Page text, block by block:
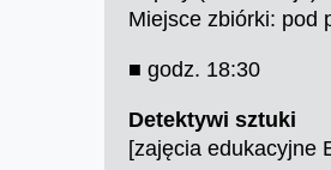
Miejsce zbiórki: pod
■ godz. 18:30
Detektywi sztuki
[zajęcia edukacyjne